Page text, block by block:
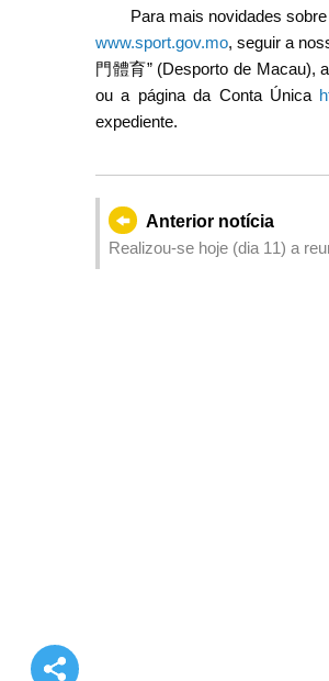
Para mais novidades
www.sport.gov.mo, seguir a
門體育” (Desporto de Macau),
ou a página da Conta Única
expediente.
Anterior notícia
Realizou-se hoje (dia 11) a